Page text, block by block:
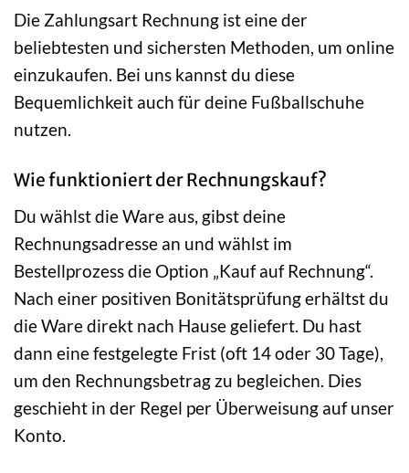
Die Zahlungsart Rechnung ist eine der
beliebtesten und sichersten Methoden, um online
einzukaufen. Bei uns kannst du diese
Bequemlichkeit auch für deine Fußballschuhe
nutzen.
Wie funktioniert der Rechnungskauf?
Du wählst die Ware aus, gibst deine
Rechnungsadresse an und wählst im
Bestellprozess die Option „Kauf auf Rechnung“.
Nach einer positiven Bonitätsprüfung erhältst du
die Ware direkt nach Hause geliefert. Du hast
dann eine festgelegte Frist (oft 14 oder 30 Tage),
um den Rechnungsbetrag zu begleichen. Dies
geschieht in der Regel per Überweisung auf unser
Konto.